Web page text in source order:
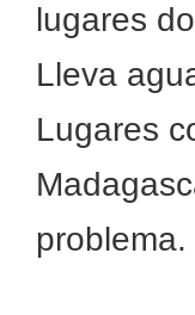
lugares
Lleva
Lugares
problema.